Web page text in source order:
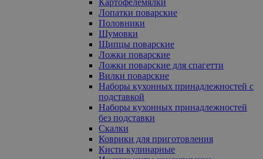
Лопатки поварские
Половники
Шумовки
Щипцы поварские
Ложки поварские
Ложки поварские для спагетти
Вилки поварские
Наборы кухонных принадлежностей с
подставкой
Наборы кухонных принадлежностей
без подставки
Скалки
Коврики для приготовления
Кисти кулинарные